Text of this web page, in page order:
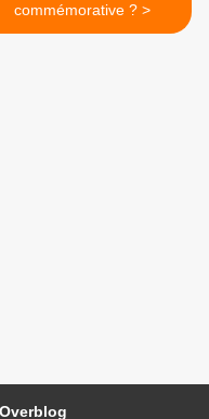
commémorative ? >